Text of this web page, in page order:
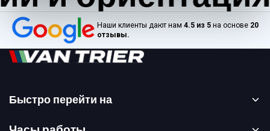
Наши клиенты дают нам 4.5 из 5 на основе 20
отзывы.
Быстро перейти на
Главная страница